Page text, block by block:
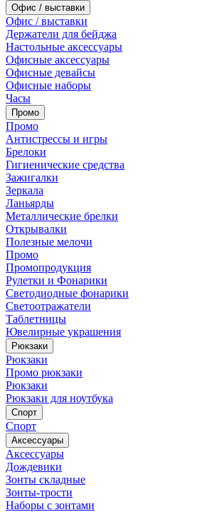
Офис / выставки
Офис / выставки
Держатели для бейджа
Настольные аксессуары
Офисные аксессуары
Офисные девайсы
Офисные наборы
Часы
Промо
Промо
Антистрессы и игры
Брелоки
Гигиенические средства
Зажигалки
Зеркала
Ланьярды
Металлические брелки
Открывалки
Полезные мелочи
Промо
Промопродукция
Рулетки и Фонарики
Светодиодные фонарики
Светоотражатели
Таблетницы
Ювелирные украшения
Рюкзаки
Рюкзаки
Промо рюкзаки
Рюкзаки
Рюкзаки для ноутбука
Спорт
Спорт
Аксессуары
Аксессуары
Дождевики
Зонты складные
Зонты-трости
Наборы с зонтами